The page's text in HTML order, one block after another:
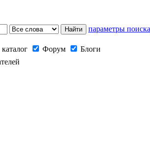
параметры поиска
Форум
Блоги